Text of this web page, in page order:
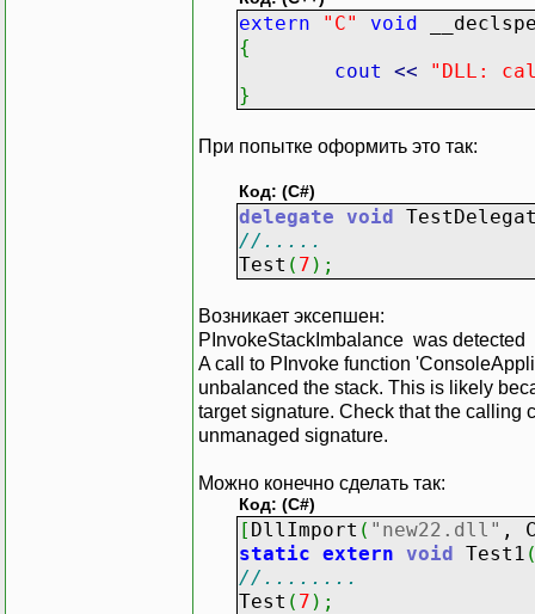
{
IntPtr
if
(
}
Test
}
Console
Console
}
}
extern "C" void
{
cout
<<
"DLL:
}
При попытке оформить это так:
Код: (C#)
delegate void
//.....
Test ( 7 ) ;
Возникает эксепшен:
PInvokeStackImbalance was detected
A call to PInvoke function
unbalanced the stack. This is likely
target signature. Check that the calling
unmanaged signature.
Можно конечно сделать так:
Код: (C#)
[ DllImport ( "new22.dll" ,
static extern void Test1
//........
Test ( 7 ) ;